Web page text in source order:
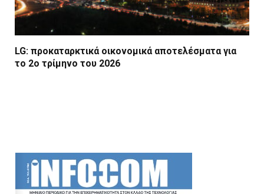
LG: προκαταρκτικά οικονομικά αποτελέσματα για
το 2ο τρίμηνο του 2026